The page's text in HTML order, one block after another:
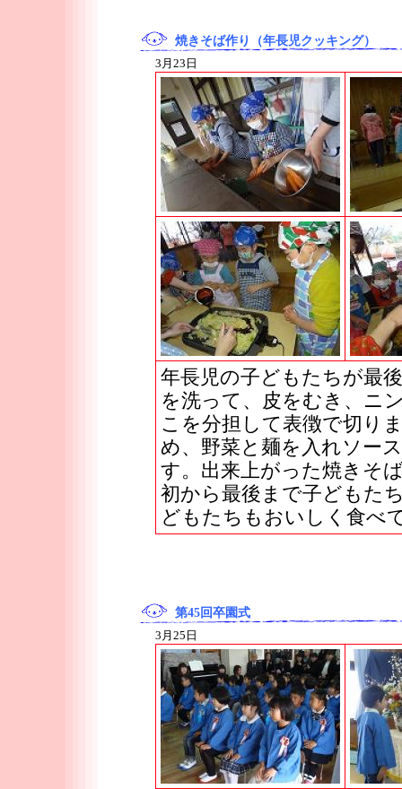
焼きそば作り（年長児クッキング）
3月23日
年長児の子どもたちが最
を洗って、皮をむき、ニ
こを分担して表徴で切り
め、野菜と麺を入れソー
す。出来上がった焼きそ
初から最後まで子どもた
どもたちもおいしく食べ
第45回卒園式
3月25日